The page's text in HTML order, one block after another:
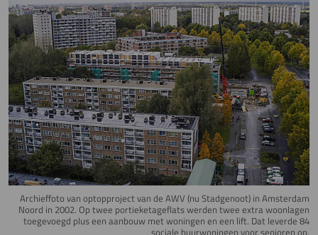
Archieffoto van optopproject van de AWV (nu Stadgenoot) in Amsterdam
Noord in 2002. Op twee portieketageflats werden twee extra woonlagen
toegevoegd plus een aanbouw met woningen en een lift. Dat leverde 84